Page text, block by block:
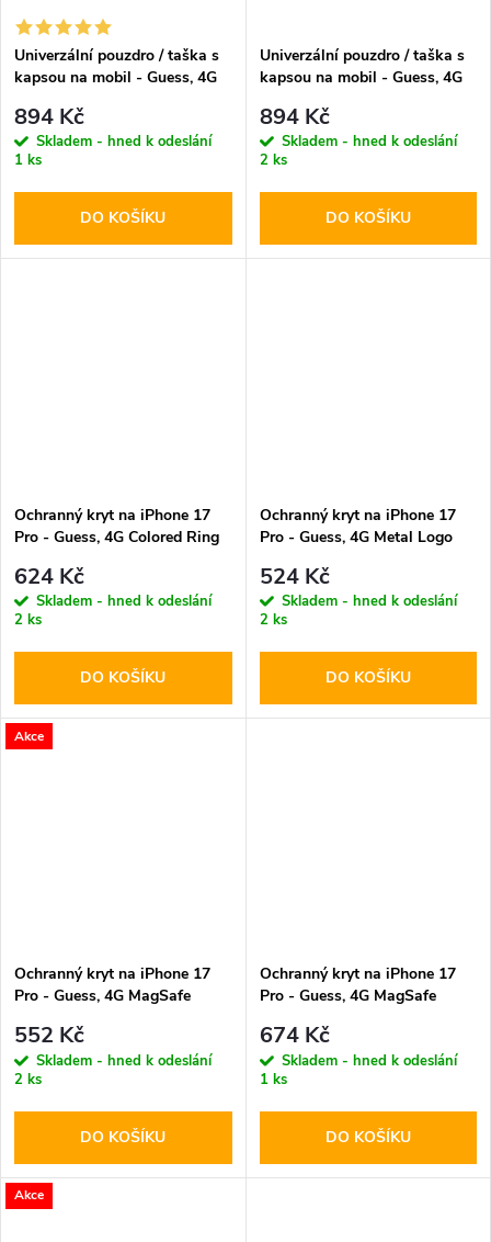
Univerzální pouzdro / taška s
kapsou na mobil - Guess, 4G
894 Kč
Skladem - hned k odeslání
1 ks
DO KOŠÍKU
Univerzální pouzdro / taška s
kapsou na mobil - Guess, 4G
894 Kč
Skladem - hned k odeslání
2 ks
DO KOŠÍKU
Ochranný kryt na iPhone 17
Pro - Guess, 4G Colored Ring
624 Kč
Skladem - hned k odeslání
2 ks
DO KOŠÍKU
Ochranný kryt na iPhone 17
Pro - Guess, 4G Metal Logo
524 Kč
Skladem - hned k odeslání
2 ks
DO KOŠÍKU
Akce
Ochranný kryt na iPhone 17
Pro - Guess, 4G MagSafe
552 Kč
Skladem - hned k odeslání
2 ks
DO KOŠÍKU
Ochranný kryt na iPhone 17
Pro - Guess, 4G MagSafe
674 Kč
Skladem - hned k odeslání
1 ks
DO KOŠÍKU
Akce